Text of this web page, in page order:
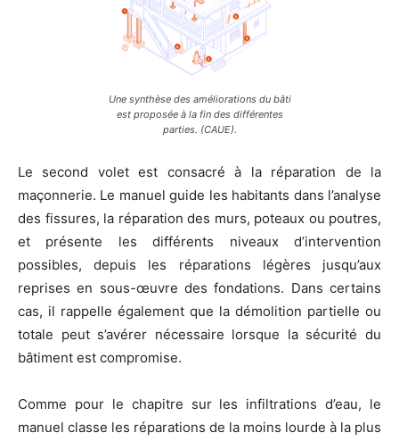
Une synthèse des améliorations du bâti
est proposée à la fin des différentes
parties. (CAUE).
Le second volet est consacré à la réparation de la
maçonnerie. Le manuel guide les habitants dans l’analyse
des fissures, la réparation des murs, poteaux ou poutres,
et présente les différents niveaux d’intervention
possibles, depuis les réparations légères jusqu’aux
reprises en sous-œuvre des fondations. Dans certains
cas, il rappelle également que la démolition partielle ou
totale peut s’avérer nécessaire lorsque la sécurité du
bâtiment est compromise.
Comme pour le chapitre sur les infiltrations d’eau, le
manuel classe les réparations de la moins lourde à la plus